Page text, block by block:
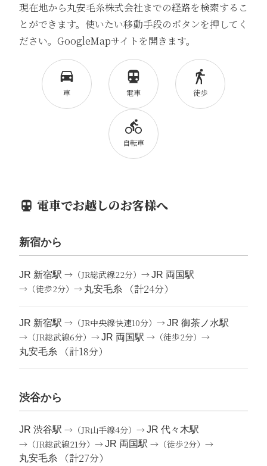
現在地から丸安毛糸株式会社までの経路を検索するこ
とができます。使いたい移動手段のボタンを押してく
ださい。GoogleMapサイトを開きます。
車 電車 徒歩
自転車
電車でお越しのお客様へ
新宿から
JR 新宿駅 →（JR総武線22分）→ JR 両国駅
→（徒歩2分）→ 丸安毛糸 （計24分）
JR 新宿駅 →（JR中央線快速10分）→ JR 御茶ノ水駅
→（JR総武線6分）→ JR 両国駅 →（徒歩2分）→
丸安毛糸 （計18分）
渋谷から
JR 渋谷駅 →（JR山手線4分）→ JR 代々木駅
→（JR総武線21分）→ JR 両国駅 →（徒歩2分）→
丸安毛糸 （計27分）